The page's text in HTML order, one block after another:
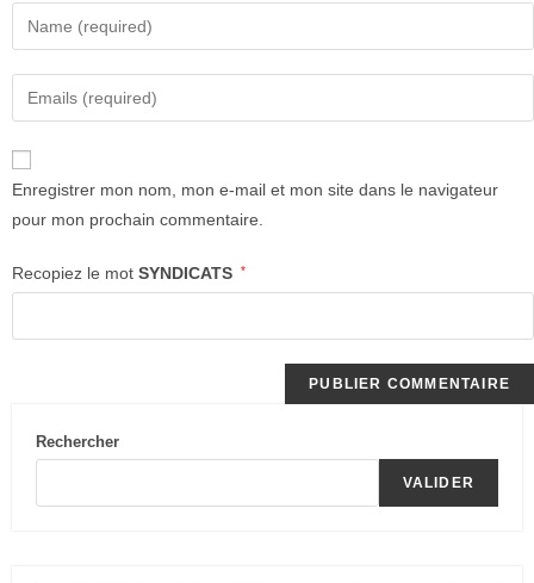
Enregistrer mon nom, mon e-mail et mon site dans le navigateur
pour mon prochain commentaire.
Recopiez le mot SYNDICATS *
Rechercher
VALIDER